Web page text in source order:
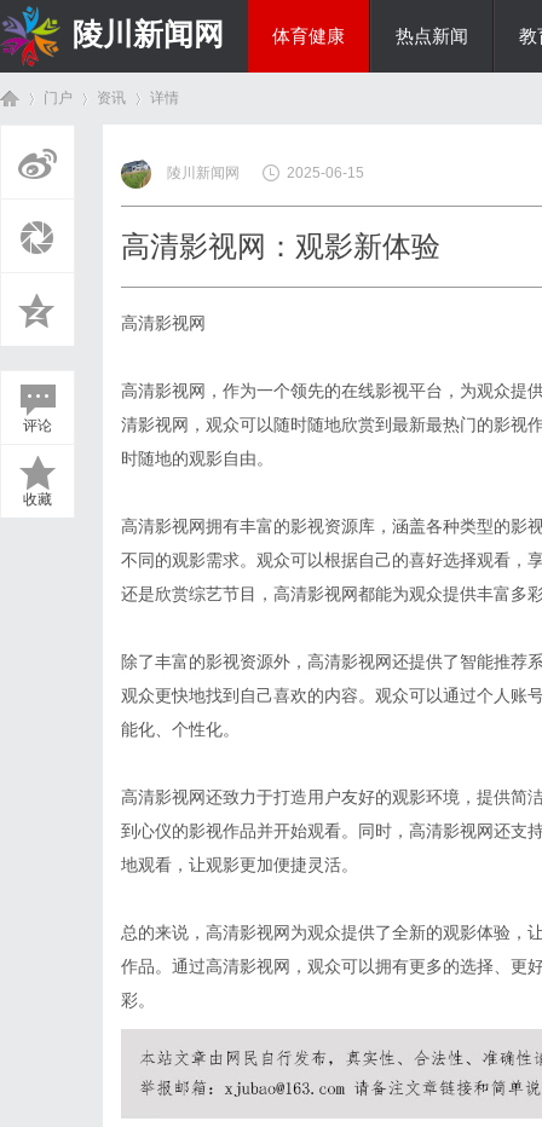
陵川新闻网 体育健康 热点新闻 教
门户 资讯
›
详情
评论
收藏
陵川新闻网 2025-06-15
高清影视网：观影新体验
高清影视网
高清影视网，作为一个领先的在线影视平台，为观众提
清影视网，观众可以随时随地欣赏到最新最热门的影视
时随地的观影自由。
高清影视网拥有丰富的影视资源库，涵盖各种类型的影
不同的观影需求。观众可以根据自己的喜好选择观看，
还是欣赏综艺节目，高清影视网都能为观众提供丰富多
除了丰富的影视资源外，高清影视网还提供了智能推荐
观众更快地找到自己喜欢的内容。观众可以通过个人账
能化、个性化。
高清影视网还致力于打造用户友好的观影环境，提供简
到心仪的影视作品并开始观看。同时，高清影视网还支
地观看，让观影更加便捷灵活。
总的来说，高清影视网为观众提供了全新的观影体验，
作品。通过高清影视网，观众可以拥有更多的选择、更
彩。